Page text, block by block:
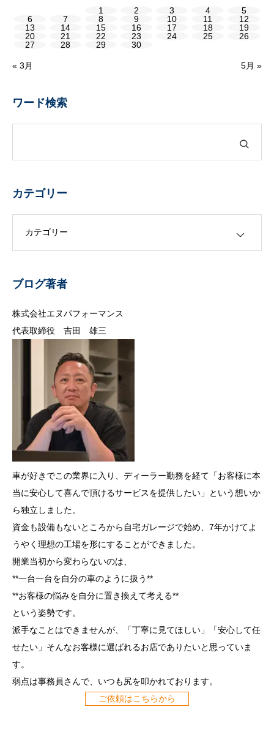
1 2 3 4
5
6
7 8 9 10 11
12
13
14 15 16 17 18
19
20
21 22 23 24 25
26
27
28 29 30
« 3月 5月 »
ワード検索
カテゴリー
ブログ著者
株式会社エヌパフォーマンス
代表取締役 吉田 雄三
車が好きでこの業界に入り、ディーラー勤務を経て「お客様に本
当に安心して喜んで頂けるサービスを提供したい」という想いか
ら独立しました。
資金も設備もないところから自宅ガレージで始め、7年かけてよ
うやく理想の工場を形にすることができました。
開業当初から変わらないのは、
**一台一台を自分の車のように扱う**
**お客様の悩みを自分に置き換えて考える**
という姿勢です。
派手なことはできませんが、「丁寧に見てほしい」「安心して任
せたい」そんなお客様に選ばれるお店でありたいと思っていま
す。
弱点は事務員さんで、いつも尻を叩かれております。
ご依頼はこちらから